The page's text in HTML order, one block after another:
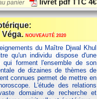
panier livret pdf TTC4€
Véga.NOUVEAUTÉ 2020
du Maître Djwal Khul
qu'un individu dispose d'une
forment l'ensemble de son
de dizaines de thèmes de
connues permet de mettre en
L'étude des relations
domaine de recherche et